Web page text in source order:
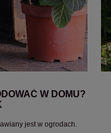
W DOMU?
jest w ogrodach.